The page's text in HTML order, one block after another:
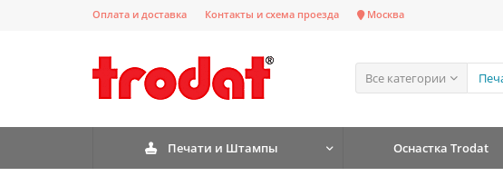
Оплата и доставка Контакты и схема проезда Москва
Все категории
Печати и Штампы Оснастка Trodat